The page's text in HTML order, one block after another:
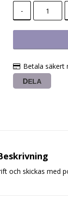
-
Betala säkert
DELA
och skickas med